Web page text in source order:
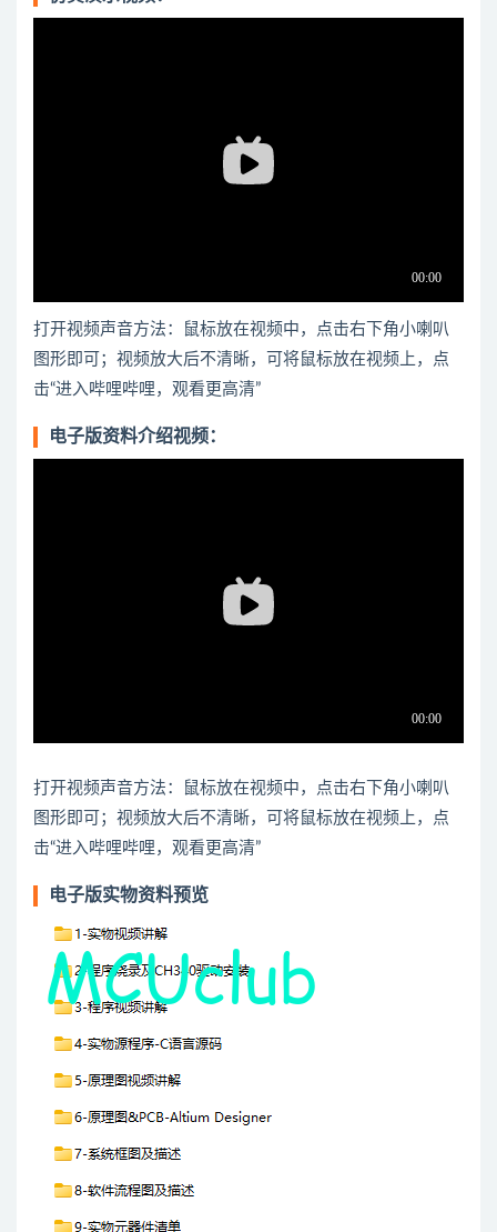
打开视频声音方法：鼠标放在视频中，点击右下角小喇叭
图形即可；视频放大后不清晰，可将鼠标放在视频上，点
击“进入哔哩哔哩，观看更高清”
电子版资料介绍视频：
打开视频声音方法：鼠标放在视频中，点击右下角小喇叭
图形即可；视频放大后不清晰，可将鼠标放在视频上，点
击“进入哔哩哔哩，观看更高清”
电子版实物资料预览